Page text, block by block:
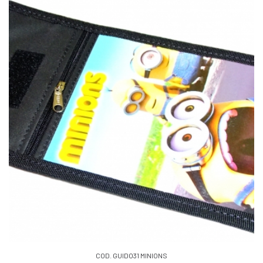
COD. GUIDO31 MINIONS